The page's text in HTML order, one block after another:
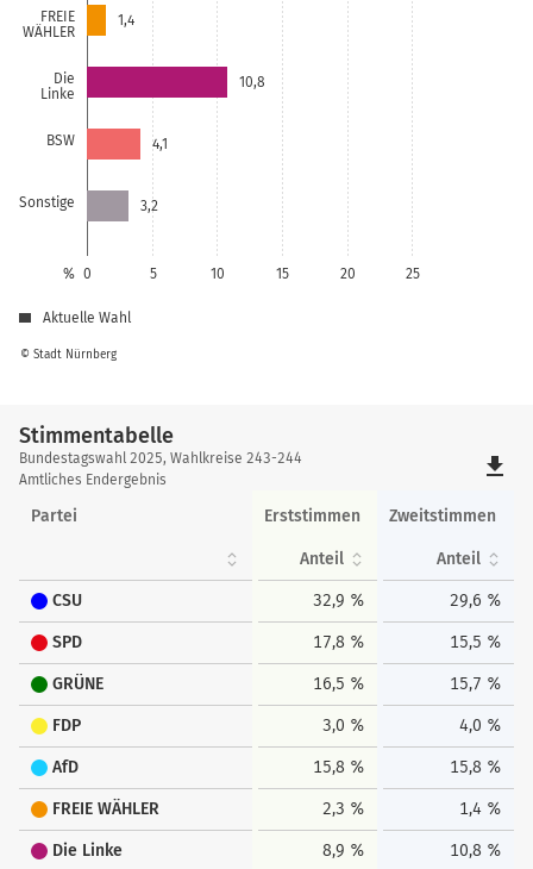
FREIE
WÄHLER
Die
Linke
BSW
Sonstige
0 5 10 15 20 25
%
1,4
10,8
4,1
3,2
© Stadt Nürnberg
Aktuelle Wahl
Stimmentabelle
Stimmentabelle
Bundestagswahl 2025, Wahlkreise 243-244
Amtliches Endergebnis
file_download
Partei Erststimmen Zweitstimmen
Anteil Anteil
CSU 32,9 % 29,6 %
SPD 17,8 % 15,5 %
GRÜNE 16,5 % 15,7 %
FDP 3,0 % 4,0 %
AfD 15,8 % 15,8 %
FREIE WÄHLER 2,3 % 1,4 %
Die Linke 8,9 % 10,8 %